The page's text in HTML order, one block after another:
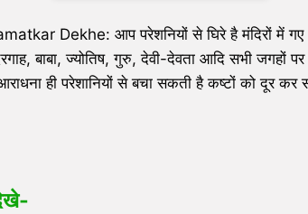
Dekhe: आप परेशनियों से घिरे है मंदिरों में गए ,
बाबा, ज्योतिष, गुरु, देवी-देवता आदि सभी
ही परेशानियों से बचा सकती है कष्टों को दूर कर